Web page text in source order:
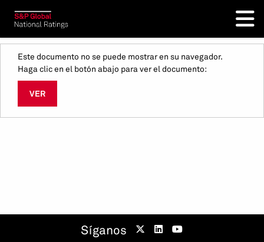
Este documento no se puede mostrar en su navegador.
Haga clic en el botón abajo para ver el documento:
VER
Síganos